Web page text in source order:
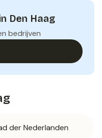
Den Haag
bedrijven
der Nederlanden